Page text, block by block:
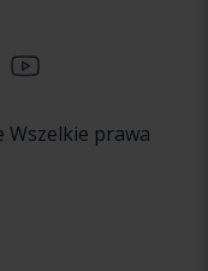
Wszelkie prawa